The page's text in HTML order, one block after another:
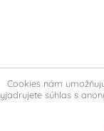
Cookies nám
súhlas s